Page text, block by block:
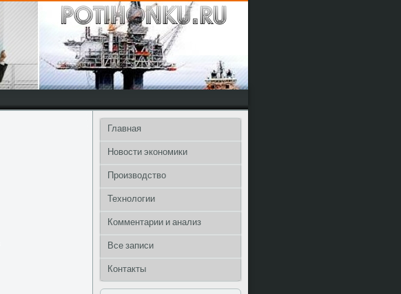
Главная
Новости экономики
Производство
Технологии
Комментарии и анализ
Все записи
Контакты